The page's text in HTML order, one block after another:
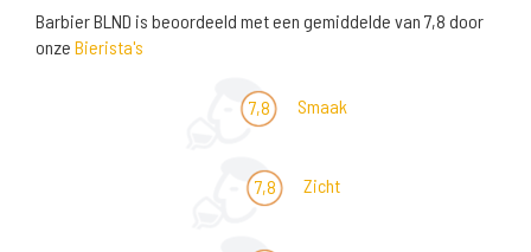
Barbier BLND is beoordeeld met een gemiddelde van 7,8 door
onze Bierista's
7,8 Smaak
7,8 Zicht